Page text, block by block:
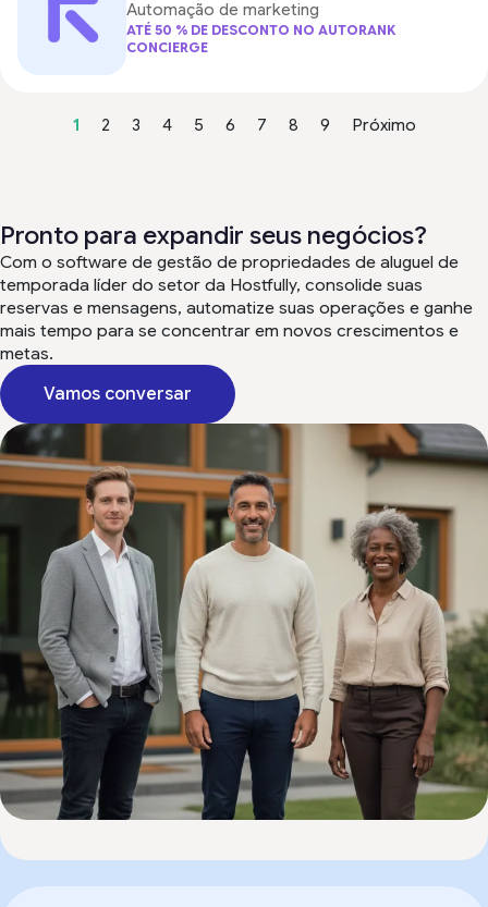
Automação de marketing
ATÉ 50 % DE DESCONTO NO AUTORANK
CONCIERGE
1 2 3 4 5 6 7 8 9 Próximo
Pronto para expandir seus negócios?
Com o software de gestão de propriedades de aluguel de
temporada líder do setor da Hostfully, consolide suas
reservas e mensagens, automatize suas operações e ganhe
mais tempo para se concentrar em novos crescimentos e
metas.
Vamos conversar